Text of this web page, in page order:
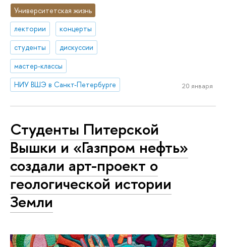
Университетская жизнь
лектории
концерты
студенты
дискуссии
мастер-классы
НИУ ВШЭ в Санкт-Петербурге
20 января
Студенты Питерской
Вышки и «Газпром нефть»
создали арт-проект о
геологической истории
Земли